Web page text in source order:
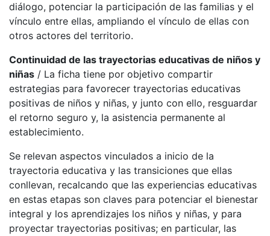
diálogo, potenciar la participación de las familias y el
vínculo entre ellas, ampliando el vínculo de ellas con
otros actores del territorio.
Continuidad de las trayectorias educativas de niños y
niñas / La ficha tiene por objetivo compartir
estrategias para favorecer trayectorias educativas
positivas de niños y niñas, y junto con ello, resguardar
el retorno seguro y, la asistencia permanente al
establecimiento.
Se relevan aspectos vinculados a inicio de la
trayectoria educativa y las transiciones que ellas
conllevan, recalcando que las experiencias educativas
en estas etapas son claves para potenciar el bienestar
integral y los aprendizajes los niños y niñas, y para
proyectar trayectorias positivas; en particular, las